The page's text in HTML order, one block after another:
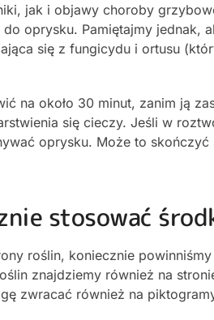
jak i objawy choroby
oprysku. Pamiętajmy jednak,
się z fungicydu i ortusu
na około 30 minut, zanim ją
się cieczy. Jeśli w
oprysku. Może to
stosować
roślin, koniecznie
znajdziemy również na
zwracać również na